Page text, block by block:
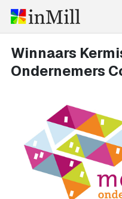
Winnaars
Ondernemers